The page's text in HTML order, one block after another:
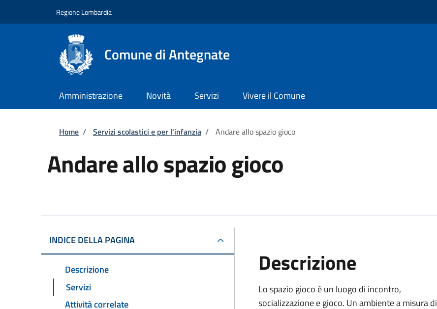
Regione Lombardia
Comune di Antegnate
Amministrazione Novità Servizi Vivere il Comune
Briciole di pane
Home / Servizi scolastici e per l'infanzia / Andare allo spazio gioco
Andare allo spazio gioco
INDICE DELLA PAGINA
Descrizione
Servizi
Attività correlate
Descrizione
Lo spazio gioco è un luogo di incontro,
socializzazione e gioco. Un ambiente a misura di